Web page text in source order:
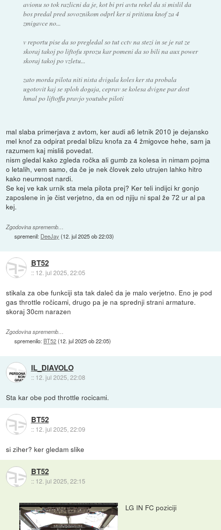
avionu so tok razlicni da je, kot bi pri avtu rekel da si mislil da
bos predal pred sovoznikom odprl ker si pritisnu knof za 4
zmigavce no...
v reportu pise da so pregledal so tut cctv na stezi in se je rat ze
skoraj takoj po liftofu sprozu kar pomeni da so bili na aux power
skoraj takoj po vzletu...
zato morda pilota niti nista dvigala koles ker sta probala
ugotovit kaj se sploh dogaja, ceprav se kolesa dvigne par dost
hmal po liftoffu pravjo youtube piloti
mal slaba primerjava z avtom, ker audi a6 letnik 2010 je dejansko
mel knof za odpirat predal blizu knofa za 4 žmigovce hehe, sam ja
razumem kaj misliš povedat.
nism gledal kako zgleda ročka ali gumb za kolesa in nimam pojma
o letalih, vem samo, da če je nek človek zelo utrujen lahko hitro
kako neumnost nardi.
Se kej ve kak urnik sta mela pilota prej? Ker teli indijci kr gonjo
zaposlene in je čist verjetno, da en od njiju ni spal že 72 ur al pa
kej.
Zgodovina sprememb…
spremenil: DeeJay (12. jul 2025 ob 22:03)
BT52
:: 12. jul 2025, 22:05
stikala za obe funkciji sta tak daleč da je malo verjetno. Eno je pod
gas throttle ročicami, drugo pa je na sprednji strani armature.
skoraj 30cm narazen
Zgodovina sprememb…
spremenilo: BT52(12. jul 2025 ob 22:05)
IL_DIAVOLO
:: 12. jul 2025, 22:08
Sta kar obe pod throttle rocicami.
BT52
:: 12. jul 2025, 22:09
si ziher? ker gledam slike
BT52
:: 12. jul 2025, 22:15
LG IN FC poziciji